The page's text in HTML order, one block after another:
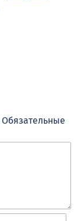
Обязательные